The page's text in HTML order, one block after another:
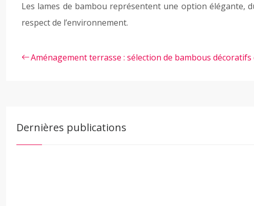
Les lames de bambou représentent une option élégante,
respect de l’environnement.
Aménagement terrasse : sélection de bambous
Dernières publications